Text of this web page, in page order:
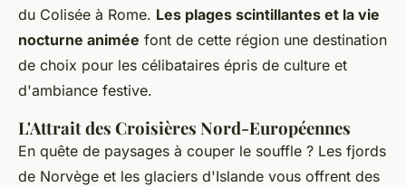
du Colisée à Rome. Les plages scintillantes et la vie
nocturne animée font de cette région une destination
de choix pour les célibataires épris de culture et
d'ambiance festive.
L'Attrait des Croisières Nord-Européennes
En quête de paysages à couper le souffle ? Les fjords
de Norvège et les glaciers d'Islande vous offrent des